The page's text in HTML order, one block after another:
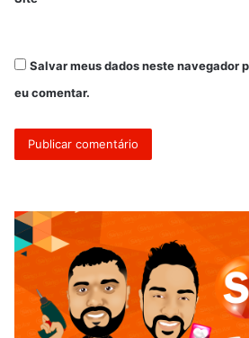
Salvar meus dados neste navegador
eu comentar.